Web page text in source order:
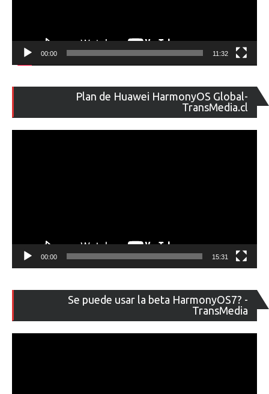
00:00 11:32
Plan de Huawei HarmonyOS Global-
TransMedia.cl
de
00:00 15:31
Se puede usar la beta HarmonyOS7? -
TransMedia
de